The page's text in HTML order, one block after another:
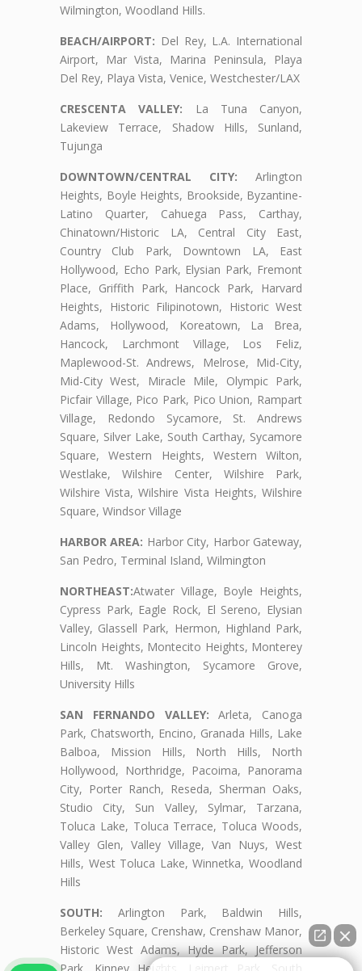
Wilmington, Woodland Hills.
BEACH/AIRPORT: Del Rey, L.A. International
Airport, Mar Vista, Marina Peninsula, Playa
Del Rey, Playa Vista, Venice, Westchester/LAX
CRESCENTA VALLEY: La Tuna Canyon,
Lakeview Terrace, Shadow Hills, Sunland,
Tujunga
DOWNTOWN/CENTRAL CITY: Arlington
Heights, Boyle Heights, Brookside, Byzantine-
Latino Quarter, Cahuega Pass, Carthay,
Chinatown/Historic LA, Central City East,
Country Club Park, Downtown LA, East
Hollywood, Echo Park, Elysian Park, Fremont
Place, Griffith Park, Hancock Park, Harvard
Heights, Historic Filipinotown, Historic West
Adams, Hollywood, Koreatown, La Brea,
Hancock, Larchmont Village, Los Feliz,
Maplewood-St. Andrews, Melrose, Mid-City,
Mid-City West, Miracle Mile, Olympic Park,
Picfair Village, Pico Park, Pico Union, Rampart
Village, Redondo Sycamore, St. Andrews
Square, Silver Lake, South Carthay, Sycamore
Square, Western Heights, Western Wilton,
Westlake, Wilshire Center, Wilshire Park,
Wilshire Vista, Wilshire Vista Heights, Wilshire
Square, Windsor Village
HARBOR AREA: Harbor City, Harbor Gateway,
San Pedro, Terminal Island, Wilmington
NORTHEAST:Atwater Village, Boyle Heights,
Cypress Park, Eagle Rock, El Sereno, Elysian
Valley, Glassell Park, Hermon, Highland Park,
Lincoln Heights, Montecito Heights, Monterey
Hills, Mt. Washington, Sycamore Grove,
University Hills
SAN FERNANDO VALLEY: Arleta, Canoga
Park, Chatsworth, Encino, Granada Hills, Lake
Balboa, Mission Hills, North Hills, North
Hollywood, Northridge, Pacoima, Panorama
City, Porter Ranch, Reseda, Sherman Oaks,
Studio City, Sun Valley, Sylmar, Tarzana,
Toluca Lake, Toluca Terrace, Toluca Woods,
Valley Glen, Valley Village, Van Nuys, West
Hills, West Toluca Lake, Winnetka, Woodland
Hills
SOUTH: Arlington Park, Baldwin Hills,
Berkeley Square, Crenshaw, Crenshaw Manor,
Historic West Adams, Hyde Park, Jefferson